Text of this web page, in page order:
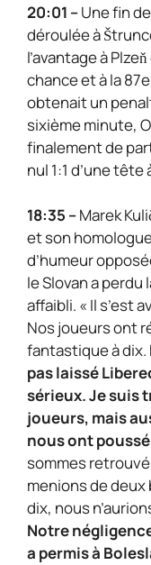
20:01 –Une fin
déroulée à
l’avantage à
chance et à la
obtenait un
sixième minute,
finalement de
nul 1:1 d’une
18:35 –Marek
et son
d’humeur
le Slovan a
affaibli. « Il s’est
Nos joueurs ont
fantastique à dix.
pas laissé
sérieux. Je suis
joueurs, mais
nous ont
sommes
menions de
dix, nous
Notre
a permis à